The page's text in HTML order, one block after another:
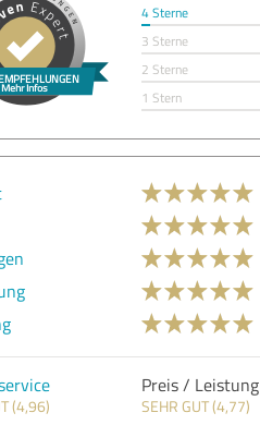
4 Sterne
3 Sterne
2 Sterne
1 Stern
(4,96)
Preis / Leistung
SEHR GUT (4,77)